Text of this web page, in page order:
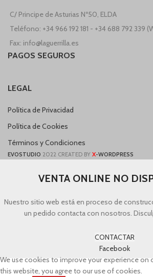
C/ Principe de Asturias Nº50, ELDA
Teléfono: +34 966 192 181 - +34 688 792 339
Fax: info@laguerrilla.es
PAGOS SEGUROS
LEGAL
Política de Privacidad
Política de Cookies
Términos y Condiciones
EVOSTUDIO 2022 CREATED BY X-WORDPRESS
VENTA ONLINE NO
Nuestro sitio web está en proceso de
un pedido contacta con nosotros.
CONTACTAR
Facebook
We use cookies to improve your experience on
this website, you agree to our use of cookies.